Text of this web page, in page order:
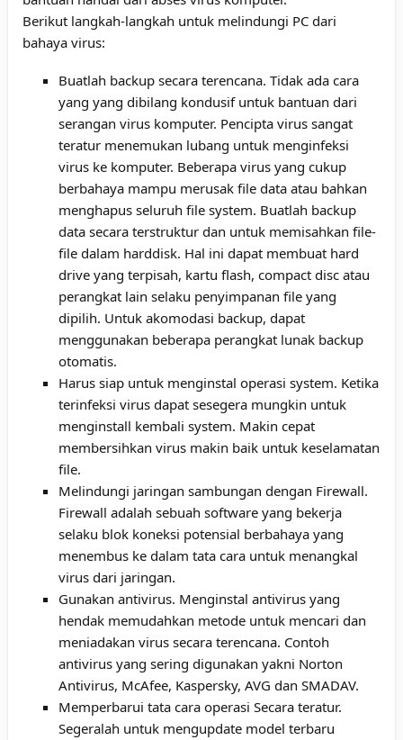
Berikut langkah-langkah untuk melindungi PC dari
bahaya virus:
Buatlah backup secara terencana. Tidak ada cara
yang yang dibilang kondusif untuk bantuan dari
serangan virus komputer. Pencipta virus sangat
teratur menemukan lubang untuk menginfeksi
virus ke komputer. Beberapa virus yang cukup
berbahaya mampu merusak file data atau bahkan
menghapus seluruh file system. Buatlah backup
data secara terstruktur dan untuk memisahkan file-
file dalam harddisk. Hal ini dapat membuat hard
drive yang terpisah, kartu flash, compact disc atau
perangkat lain selaku penyimpanan file yang
dipilih. Untuk akomodasi backup, dapat
menggunakan beberapa perangkat lunak backup
otomatis.
Harus siap untuk menginstal operasi system. Ketika
terinfeksi virus dapat sesegera mungkin untuk
menginstall kembali system. Makin cepat
membersihkan virus makin baik untuk keselamatan
file.
Melindungi jaringan sambungan dengan Firewall.
Firewall adalah sebuah software yang bekerja
selaku blok koneksi potensial berbahaya yang
menembus ke dalam tata cara untuk menangkal
virus dari jaringan.
Gunakan antivirus. Menginstal antivirus yang
hendak memudahkan metode untuk mencari dan
meniadakan virus secara terencana. Contoh
antivirus yang sering digunakan yakni Norton
Antivirus, McAfee, Kaspersky, AVG dan SMADAV.
Memperbarui tata cara operasi Secara teratur.
Segeralah untuk mengupdate model terbaru